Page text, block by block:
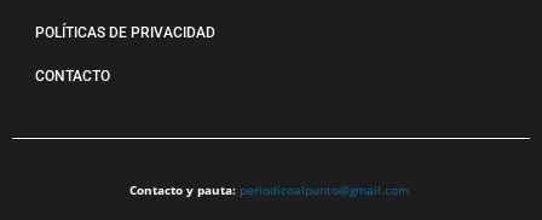
POLÍTICAS DE PRIVACIDAD
CONTACTO
Contacto y pauta: periodicoalpunto@gmail.com